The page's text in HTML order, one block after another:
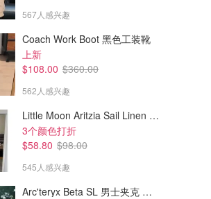
567人感兴趣
Coach Work Boot 黑色工装靴
上新
$108.00 $360.00
562人感兴趣
Little Moon Aritzia Sail Linen 长裤 麻织
3个颜色打折
$58.80 $98.00
545人感兴趣
Arc'teryx Beta SL 男士夹克 黑色